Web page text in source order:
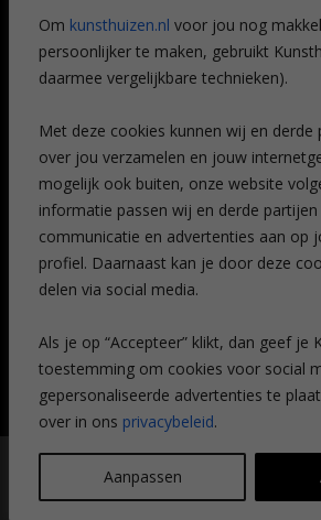
Om kunsthuizen.nl voor jou nog
persoonlijker te maken, gebruikt
daarmee vergelijkbare technieken).
Met deze cookies kunnen wij en
over jou verzamelen en jouw
mogelijk ook buiten, onze website
informatie passen wij en derde
communicatie en advertenties aan op
profiel. Daarnaast kan je door deze
delen via social media.
Als je op “Accepteer” klikt, dan geef je
toestemming om cookies voor social
gepersonaliseerde advertenties te
over in ons privacybeleid.
Aanpassen
Veelgestelde vragen
CONTACT
Leiden
Amsterdam
Breda
Favorieten
Mijn art alert
NIEUWSBRIEF
© Kunsthuizen 2026 All rights reserved |
statement